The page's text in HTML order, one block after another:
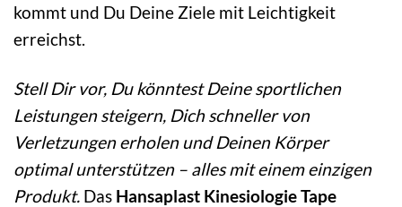
kommt und Du Deine Ziele mit Leichtigkeit
erreichst.
Stell Dir vor, Du könntest Deine sportlichen
Leistungen steigern, Dich schneller von
Verletzungen erholen und Deinen Körper
optimal unterstützen – alles mit einem einzigen
Produkt. Das Hansaplast Kinesiologie Tape